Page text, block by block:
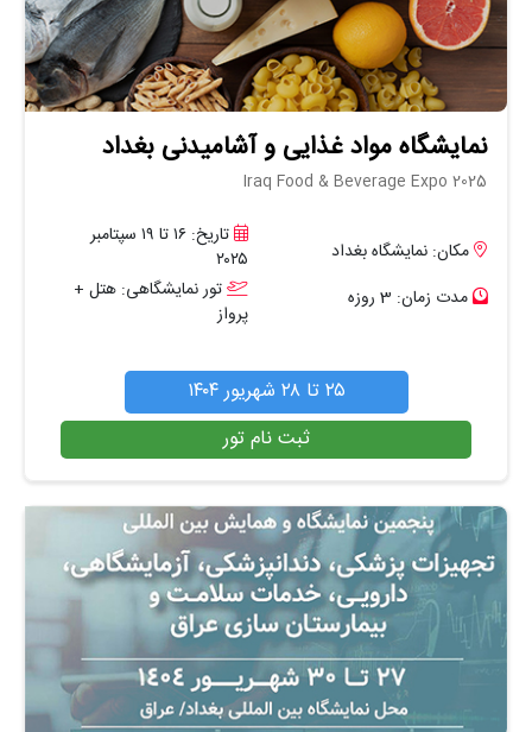
نمایشگاه مواد غذایی و آشامیدنی بغداد
Iraq Food & Beverage Expo 2025
مکان: نمایشگاه بغداد
مدت زمان: 3 روزه
تاریخ: ۱۶ تا ۱۹ سپتامبر
۲۰۲۵
تور نمایشگاهی: هتل +
پرواز
۲۵ تا ۲۸ شهریور ۱۴۰۴
ثبت نام تور